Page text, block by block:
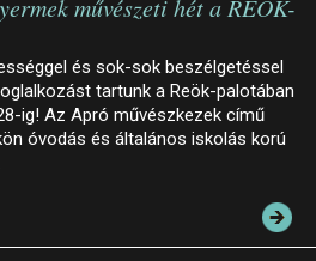
művészeti hét a REÖK-
és sok-sok beszélgetéssel
tartunk a Reök-palotában
ig! Az Apró művészkezek című
óvodás és általános iskolás korú